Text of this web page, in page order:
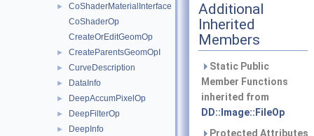
►
CoShaderMaterialInterface
CoShaderOp
CreateOrEditGeomOp
► CreateParentsGeomOpI
► CurveDescription
► DataInfo
► DeepAccumPixelOp
► DeepFilterOp
► DeepInfo
Additional
Inherited
Members
Static Public
Member Functions
inherited from
DD::Image::FileOp
Protected Attributes